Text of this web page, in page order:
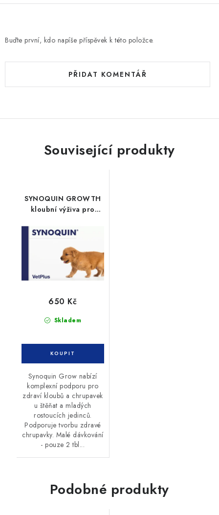
Buďte první, kdo napíše příspěvek k této položce.
PŘIDAT KOMENTÁŘ
Související produkty
SYNOQUIN GROWTH
kloubní výživa pro
Skladem
650 Kč
Synoquin Grow nabízí
komplexní podporu pro
zdraví kloubů a chrupavek
u štěňat a mladých
rostoucích jedinců.
Podporuje tvorbu zdravé
chrupavky. Malé dávkování
- pouze 2 tbl...
Podobné produkty